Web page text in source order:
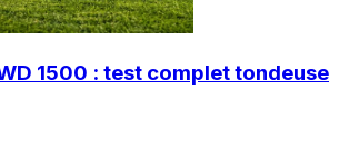
1500 : test complet tondeuse